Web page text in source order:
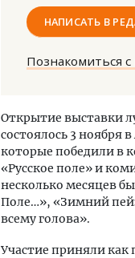
НАПИСАТЬ В
Познакомиться
Открытие выставки
состоялось 3 ноября
которые победили в
«Русское поле» и
несколько месяцев
Поле…», «Зимний
всему голова».
Участие приняли